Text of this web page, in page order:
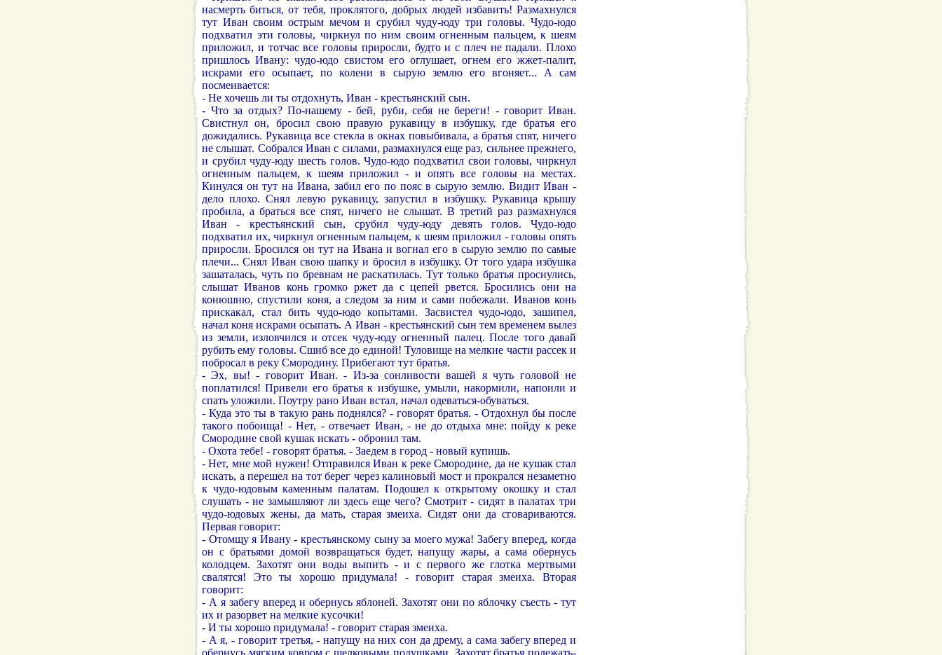
насмерть биться, от тебя, проклятого, добрых людей избавить! Размахнулся
тут Иван своим острым мечом и срубил чуду-юду три головы. Чудо-юдо
подхватил эти головы, чиркнул по ним своим огненным пальцем, к шеям
приложил, и тотчас все головы приросли, будто и с плеч не падали. Плохо
пришлось Ивану: чудо-юдо свистом его оглушает, огнем его жжет-палит,
искрами его осыпает, по колени в сырую землю его вгоняет... А сам
посмеивается:
- Не хочешь ли ты отдохнуть, Иван - крестьянский сын.
- Что за отдых? По-нашему - бей, руби, себя не береги! - говорит Иван.
Свистнул он, бросил свою правую рукавицу в избушку, где братья его
дожидались. Рукавица все стекла в окнах повыбивала, а братья спят, ничего
не слышат. Собрался Иван с силами, размахнулся еще раз, сильнее прежнего,
и срубил чуду-юду шесть голов. Чудо-юдо подхватил свои головы, чиркнул
огненным пальцем, к шеям приложил - и опять все головы на местах.
Кинулся он тут на Ивана, забил его по пояс в сырую землю. Видит Иван -
дело плохо. Снял левую рукавицу, запустил в избушку. Рукавица крышу
пробила, а браться все спят, ничего не слышат. В третий раз размахнулся
Иван - крестьянский сын, срубил чуду-юду девять голов. Чудо-юдо
подхватил их, чиркнул огненным пальцем, к шеям приложил - головы опять
приросли. Бросился он тут на Ивана и вогнал его в сырую землю по самые
плечи... Снял Иван свою шапку и бросил в избушку. От того удара избушка
зашаталась, чуть по бревнам не раскатилась. Тут только братья проснулись,
слышат Иванов конь громко ржет да с цепей рвется. Бросились они на
конюшню, спустили коня, а следом за ним и сами побежали. Иванов конь
прискакал, стал бить чудо-юдо копытами. Засвистел чудо-юдо, зашипел,
начал коня искрами осыпать. А Иван - крестьянский сын тем временем вылез
из земли, изловчился и отсек чуду-юду огненный палец. После того давай
рубить ему головы. Сшиб все до единой! Туловище на мелкие части рассек и
побросал в реку Смородину. Прибегают тут братья.
- Эх, вы! - говорит Иван. - Из-за сонливости вашей я чуть головой не
поплатился! Привели его братья к избушке, умыли, накормили, напоили и
спать уложили. Поутру рано Иван встал, начал одеваться-обуваться.
- Куда это ты в такую рань поднялся? - говорят братья. - Отдохнул бы после
такого побоища! - Нет, - отвечает Иван, - не до отдыха мне: пойду к реке
Смородине свой кушак искать - обронил там.
- Охота тебе! - говорят братья. - Заедем в город - новый купишь.
- Нет, мне мой нужен! Отправился Иван к реке Смородине, да не кушак стал
искать, а перешел на тот берег через калиновый мост и прокрался незаметно
к чудо-юдовым каменным палатам. Подошел к открытому окошку и стал
слушать - не замышляют ли здесь еще чего? Смотрит - сидят в палатах три
чудо-юдовых жены, да мать, старая змеиха. Сидят они да сговариваются.
Первая говорит:
- Отомщу я Ивану - крестьянскому сыну за моего мужа! Забегу вперед, когда
он с братьями домой возвращаться будет, напущу жары, а сама обернусь
колодцем. Захотят они воды выпить - и с первого же глотка мертвыми
свалятся! Это ты хорошо придумала! - говорит старая змеиха. Вторая
говорит:
- А я забегу вперед и обернусь яблоней. Захотят они по яблочку съесть - тут
их и разорвет на мелкие кусочки!
- И ты хорошо придумала! - говорит старая змеиха.
- А я, - говорит третья, - напущу на них сон да дрему, а сама забегу вперед и
обернусь мягким ковром с шелковыми подушками. Захотят братья полежать-